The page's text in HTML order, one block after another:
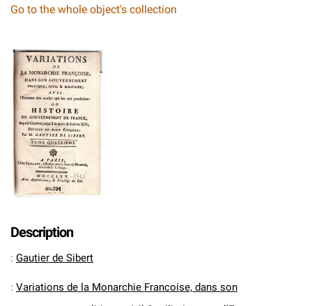
Go to the whole object's collection
Description
: Gautier de Sibert
: Variations de la Monarchie Francoise, dans son